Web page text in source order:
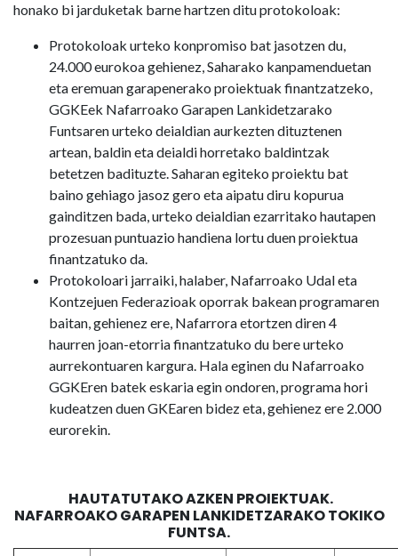
honako bi jarduketak barne hartzen ditu protokoloak:
Protokoloak urteko konpromiso bat jasotzen du,
24.000 eurokoa gehienez, Saharako kanpamenduetan
eta eremuan garapenerako proiektuak finantzatzeko,
GGKEek Nafarroako Garapen Lankidetzarako
Funtsaren urteko deialdian aurkezten dituztenen
artean, baldin eta deialdi horretako baldintzak
betetzen badituzte. Saharan egiteko proiektu bat
baino gehiago jasoz gero eta aipatu diru kopurua
gainditzen bada, urteko deialdian ezarritako hautapen
prozesuan puntuazio handiena lortu duen proiektua
finantzatuko da.
Protokoloari jarraiki, halaber, Nafarroako Udal eta
Kontzejuen Federazioak oporrak bakean programaren
baitan, gehienez ere, Nafarrora etortzen diren 4
haurren joan-etorria finantzatuko du bere urteko
aurrekontuaren kargura. Hala eginen du Nafarroako
GGKEren batek eskaria egin ondoren, programa hori
kudeatzen duen GKEaren bidez eta, gehienez ere 2.000
eurorekin.
HAUTATUTAKO AZKEN PROIEKTUAK.
NAFARROAKO GARAPEN LANKIDETZARAKO TOKIKO
FUNTSA.